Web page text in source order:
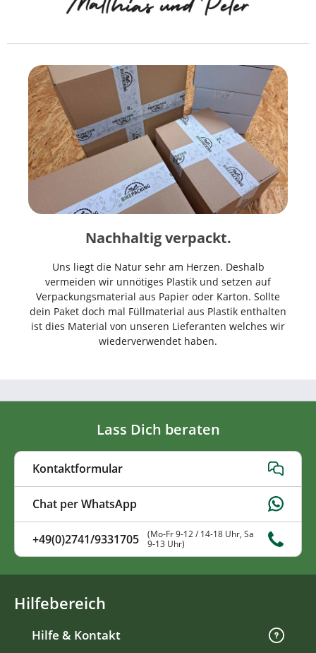
Nachhaltig verpackt.
Uns liegt die Natur sehr am Herzen. Deshalb
vermeiden wir unnötiges Plastik und setzen auf
Verpackungsmaterial aus Papier oder Karton. Sollte
dein Paket doch mal Füllmaterial aus Plastik enthalten
ist dies Material von unseren Lieferanten welches wir
wiederverwendet haben.
Lass Dich beraten
Kontaktformular
Chat per WhatsApp
+49(0)2741/9331705
(Mo-Fr 9-12 / 14-18 Uhr, Sa
9-13 Uhr)
Hilfebereich
Hilfe & Kontakt